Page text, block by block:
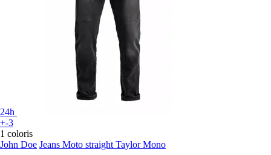
24h
+-3
1 coloris
John Doe Jeans Moto straight Taylor Mono